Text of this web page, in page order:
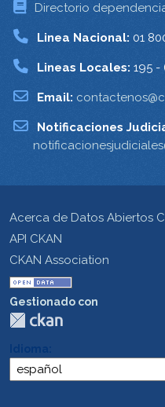
Directorio
Linea Nacional: 01
Lineas Locales: 195 -
Email:
Notificaciones
Acerca de Datos Abiertos
API CKAN
CKAN Association
Gestionado con